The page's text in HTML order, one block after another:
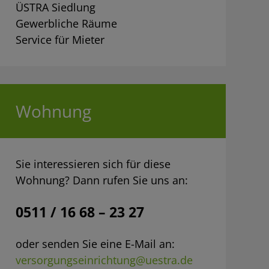
ÜSTRA Siedlung
Gewerbliche Räume
Service für Mieter
Wohnung
Sie interessieren sich für diese
Wohnung? Dann rufen Sie uns an:
0511 / 16 68 – 23 27
oder senden Sie eine E-Mail an:
versorgungseinrichtung@uestra.de